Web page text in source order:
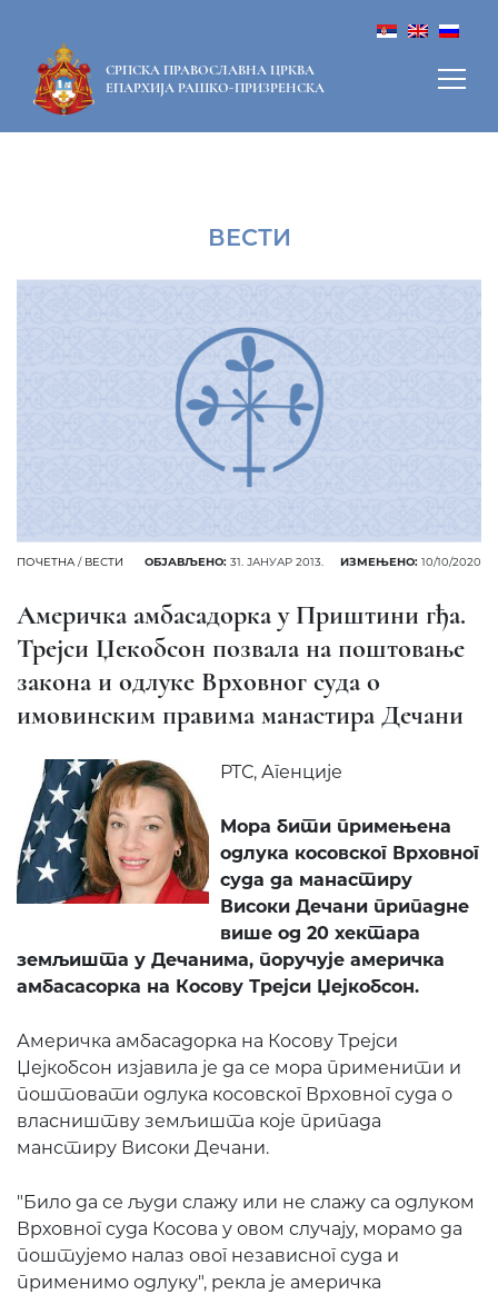
СРПСКА ПРАВОСЛАВНА ЦРКВА
ЕПАРХИЈА РАШКО-ПРИЗРЕНСКА
ВЕСТИ
ПОЧЕТНА / ВЕСТИ ОБЈАВЉЕНО: 31. ЈАНУАР 2013. ИЗМЕЊЕНО: 10/10/2020
Америчка амбасадорка у Приштини гђа.
Трејси Џекобсон позвала на поштовање
закона и одлуке Врховног суда о
имовинским правима манастира Дечани
РТС, Агенције
Mора бити примењена
одлука косовског Врховног
суда да манастиру
Високи Дечани припадне
више од 20 хектара
земљишта у Дечанима, поручује америчка
амбасасорка на Косову Трејси Џејкобсон.
Америчка амбасадорка на Косову Трејси
Џејкобсон изјавила је да се мора применити и
поштовати одлука косовског Врховног суда о
власништву земљишта које припада
манстиру Високи Дечани.
"Било да се људи слажу или не слажу са одлуком
Врховног суда Косова у овом случају, морамо да
поштујемо налаз овог независног суда и
применимо одлуку", рекла је америчка